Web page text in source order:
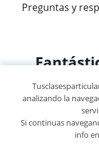
Preguntas y
© 2007 -
analizando la
Si continuas
info